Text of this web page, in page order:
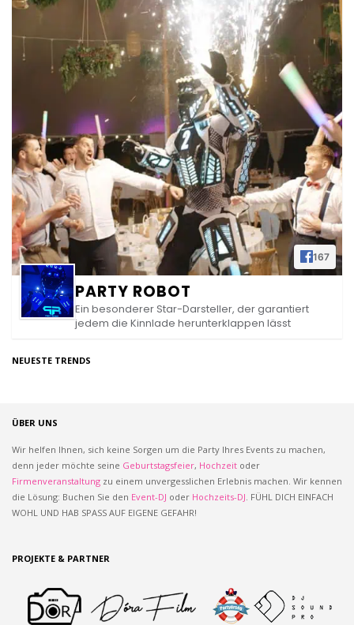
167
PARTY ROBOT
Ein besonderer Star-Darsteller, der garantiert
jedem die Kinnlade herunterklappen lässt
NEUESTE TRENDS
ÜBER UNS
Wir helfen Ihnen, sich keine Sorgen um die Party Ihres Events zu machen,
denn jeder möchte seine Geburtstagsfeier, Hochzeit oder
Firmenveranstaltung zu einem unvergesslichen Erlebnis machen. Wir kennen
die Lösung: Buchen Sie den Event-DJ oder Hochzeits-DJ. FÜHL DICH EINFACH
WOHL UND HAB SPASS AUF EIGENE GEFAHR!
PROJEKTE & PARTNER